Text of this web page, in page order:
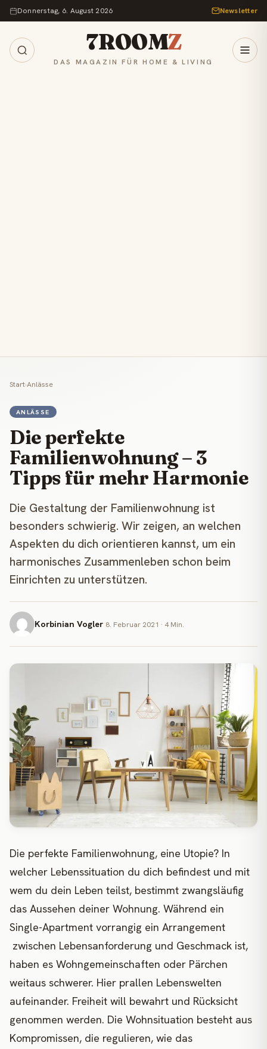
Zum Inhalt springen
Donnerstag, 6. August 2026 Newsletter
7ROOMZ
DAS MAGAZIN FÜR HOME & LIVING
Start›Anlässe
ANLÄSSE
Die perfekte
Familienwohnung – 3
Tipps für mehr Harmonie
Die Gestaltung der Familienwohnung ist
besonders schwierig. Wir zeigen, an welchen
Aspekten du dich orientieren kannst, um ein
harmonisches Zusammenleben schon beim
Einrichten zu unterstützen.
Korbinian Vogler 8. Februar 2021 · 4 Min.
Die perfekte Familienwohnung, eine Utopie? In
welcher Lebenssituation du dich befindest und mit
wem du dein Leben teilst, bestimmt zwangsläufig
das Aussehen deiner Wohnung. Während ein
Single-Apartment vorrangig ein Arrangement
zwischen Lebensanforderung und Geschmack ist,
haben es Wohngemeinschaften oder Pärchen
weitaus schwerer. Hier prallen Lebenswelten
aufeinander. Freiheit will bewahrt und Rücksicht
genommen werden. Die Wohnsituation besteht aus
Kompromissen, die regulieren, wie das